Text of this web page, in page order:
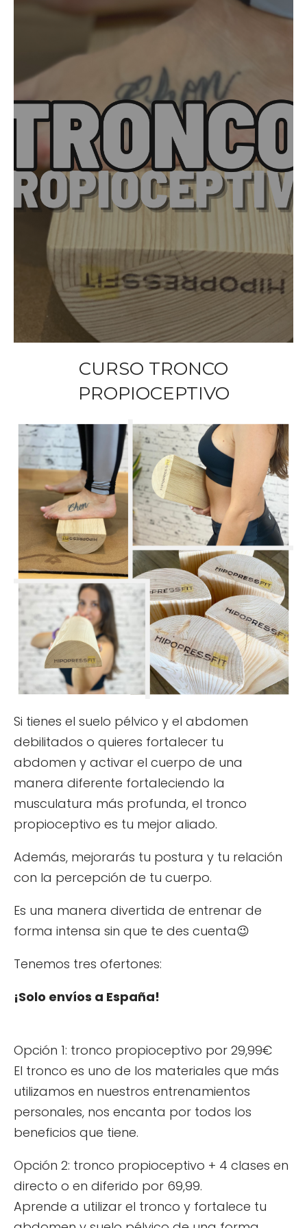
CURSO TRONCO
PROPIOCEPTIVO
Si tienes el suelo pélvico y el abdomen
debilitados o quieres fortalecer tu
abdomen y activar el cuerpo de una
manera diferente fortaleciendo la
musculatura más profunda, el tronco
propioceptivo es tu mejor aliado.
Además, mejorarás tu postura y tu relación
con la percepción de tu cuerpo.
Es una manera divertida de entrenar de
forma intensa sin que te des cuenta😉
Tenemos tres ofertones:
¡Solo envíos a España!
Opción 1: tronco propioceptivo por 29,99€
El tronco es uno de los materiales que más
utilizamos en nuestros entrenamientos
personales, nos encanta por todos los
beneficios que tiene.
Opción 2: tronco propioceptivo + 4 clases en
directo o en diferido por 69,99.
Aprende a utilizar el tronco y fortalece tu